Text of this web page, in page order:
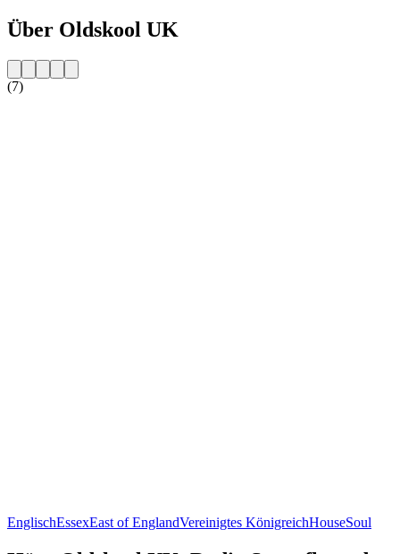
Über Oldskool UK
(7)
EnglischEssexEast of EnglandVereinigtes KönigreichHouseSoul